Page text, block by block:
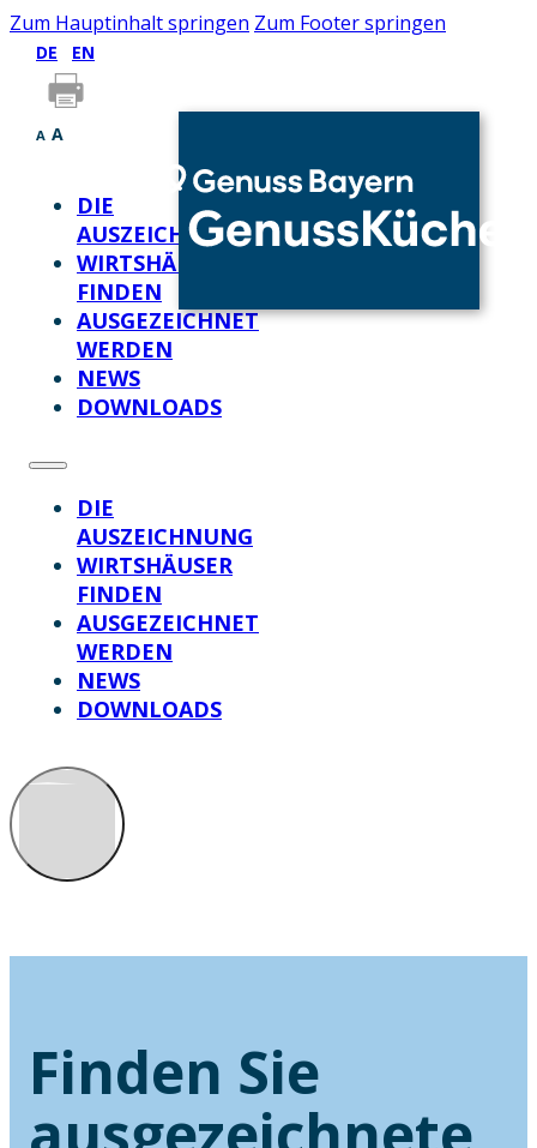
Zum Hauptinhalt springen Zum Footer springen
DE EN
A A
DIE
AUSZEICHNUNG
WIRTSHÄUSER
FINDEN
AUSGEZEICHNET
WERDEN
NEWS
DOWNLOADS
DIE
AUSZEICHNUNG
WIRTSHÄUSER
FINDEN
AUSGEZEICHNET
WERDEN
NEWS
DOWNLOADS
Finden Sie